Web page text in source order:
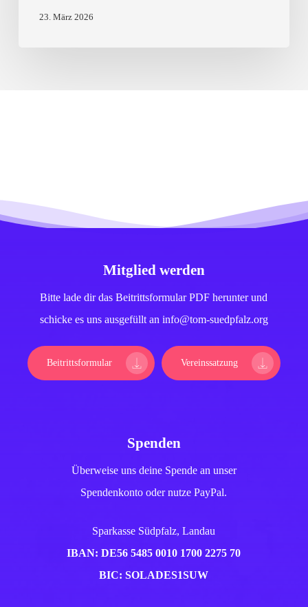
23. März 2026
Mitglied werden
Bitte lade dir das Beitrittsformular PDF herunter und
schicke es uns ausgefüllt an info@tom-suedpfalz.org
Beitrittsformular Vereinssatzung
Spenden
Überweise uns deine Spende an unser
Spendenkonto oder nutze PayPal.
Sparkasse Südpfalz, Landau
IBAN: DE56 5485 0010 1700 2275 70
BIC: SOLADES1SUW